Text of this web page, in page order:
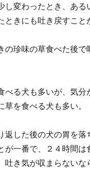
し変わったとき、ある
ときにも吐き戻すこと
の珍味の草食べた後で
べる犬も多いが、気分
草を食べる犬も多い
返した後の犬の胃を落
が一番で、２４時間は
吐き気が収まらないな